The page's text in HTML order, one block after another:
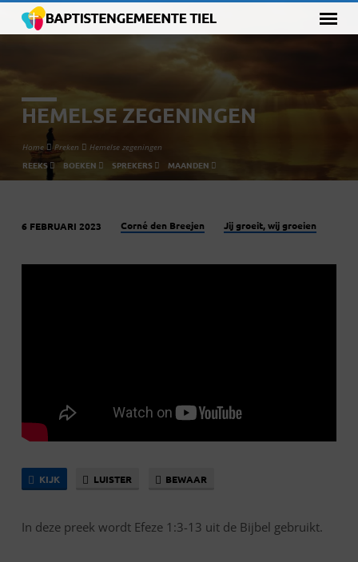
HEMELSE ZEGENINGEN
Home Preken Hemelse zegeningen
REEKS BOEKEN SPREKERS MAANDEN
ZEGENINGEN
6 FEBRUARI 2023 Corné den Breejen Jij groeit, wij groeien
KIJK LUISTER BEWAAR
In deze preek wordt Efeze 1:3-13 uit de Bijbel gebruikt.